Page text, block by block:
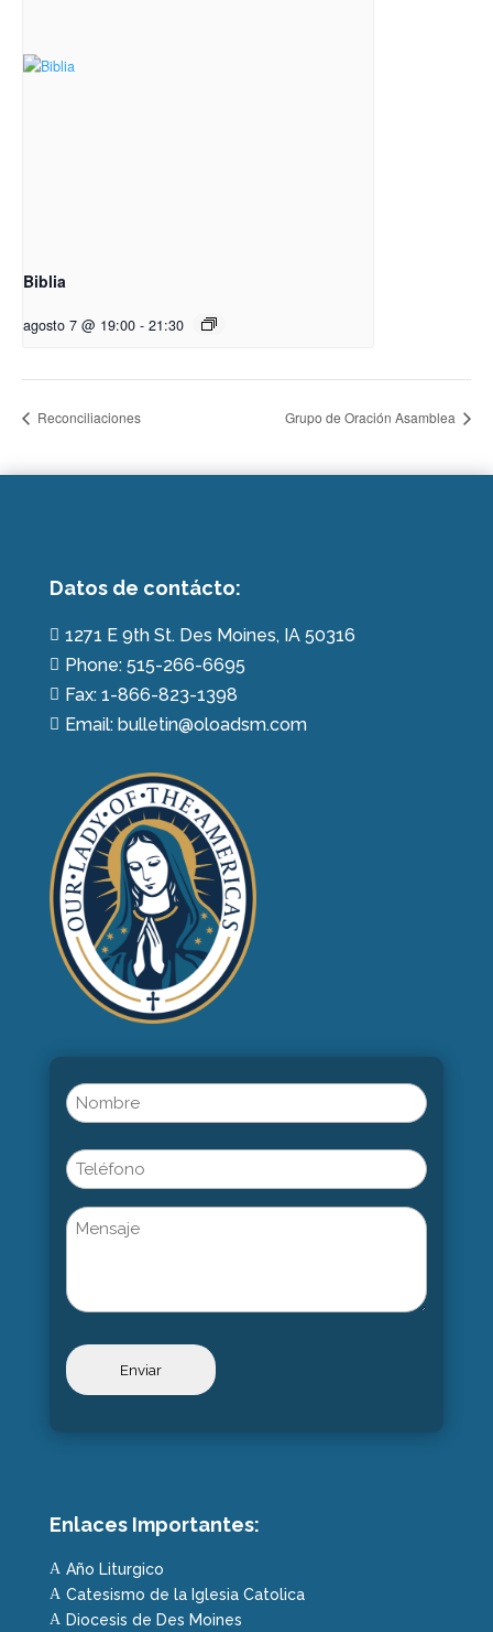
Biblia
agosto 7 @ 19:00 - 21:30
Reconciliaciones Grupo de Oración Asamblea
Datos de contácto:
 1271 E 9th St. Des Moines, IA 50316
 Phone: 515-266-6695
 Fax: 1-866-823-1398
 Email: bulletin@oloadsm.com
Name
(Obligatorio)
Phone
Untitled
Enlaces Importantes:
A Año Liturgico
A Catesismo de la Iglesia Catolica
A Diocesis de Des Moines